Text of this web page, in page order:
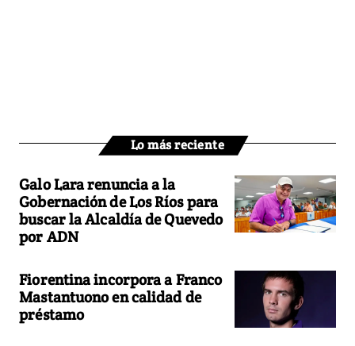
Lo más reciente
Galo Lara renuncia a la
Gobernación de Los Ríos para
buscar la Alcaldía de Quevedo
por ADN
Fiorentina incorpora a Franco
Mastantuono en calidad de
préstamo